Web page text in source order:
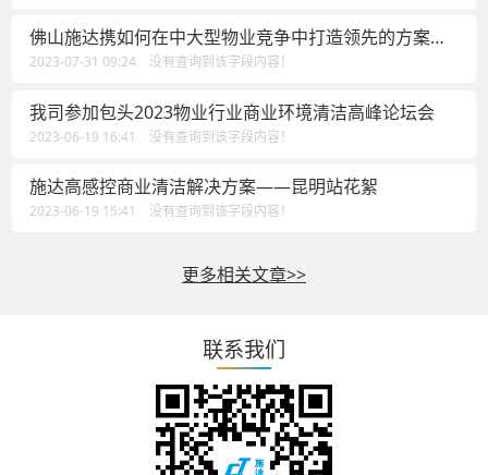
佛山施达携如何在中大型物业竞争中打造领先的方案
——可视化卫生清洁管理方案参加于上海举行的标准化
绿色清洁智慧论坛
2023-07-31 09:24 没有查询到该字段内容！
我司参加包头2023物业行业商业环境清洁高峰论坛会
2023-06-19 16:41 没有查询到该字段内容！
施达高感控商业清洁解决方案——昆明站花絮
2023-06-19 15:41 没有查询到该字段内容！
更多相关文章>>
联系我们